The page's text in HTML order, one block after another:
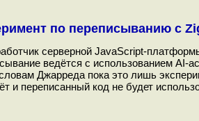
по переписыванию с
серверной JavaScript-
ведётся с использованием AI-
Джарреда пока это лишь
и переписанный код не будет